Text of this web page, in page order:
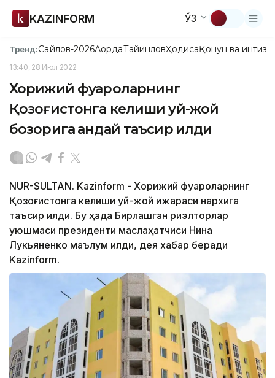
KAZINFORM ЎЗ
Тренд:Сайлов-2026АқордаТайинловҲодисаҚонун ва
13:40, 28 Июл 2022
Хорижий фуқароларнинг
Қозоғистонга келиши уй-жой
бозорига қандай таъсир қилди
NUR-SULTAN. Kazinform - Хорижий фуқароларнинг
Қозоғистонга келиши уй-жой ижараси нархига
таъсир қилди. Бу ҳақда Бирлашган риэлторлар
уюшмаси президенти маслаҳатчиси Нина
Лукьяненко маълум қилди, дея хабар беради
Kazinform.